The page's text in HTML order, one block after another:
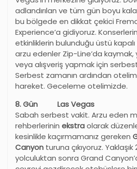
adlandırılan ve tüm gün boyu
bu bölgede en dikkat çekici
Experience’a gidiyoruz.
etkinliklerin bulunduğu üstü
arzu edenler Zip-Line’da
veya alışveriş yapmak için
Serbest zamanın ardından
hareket. Geceleme otelimizde.
8. Gün LasVegas
Sabah serbest vakit. Arzu eden
rehberlerinin ekstraolarak
kesinlikle kaçırmamanız gereken
Canyon turuna çıkıyoruz.
yolculuktan sonra Grand